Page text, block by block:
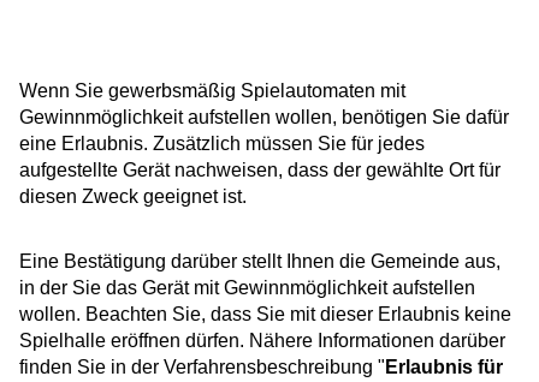
Wenn Sie gewerbsmäßig Spielautomaten mit
Gewinnmöglichkeit aufstellen wollen, benötigen Sie dafür
eine Erlaubnis. Zusätzlich müssen Sie für jedes
aufgestellte Gerät nachweisen, dass der gewählte Ort für
diesen Zweck geeignet ist.
Eine Bestätigung darüber stellt Ihnen die Gemeinde aus,
in der Sie das Gerät mit Gewinnmöglichkeit aufstellen
wollen. Beachten Sie, dass Sie mit dieser Erlaubnis keine
Spielhalle eröffnen dürfen. Nähere Informationen darüber
finden Sie in der Verfahrensbeschreibung " Erlaubnis für